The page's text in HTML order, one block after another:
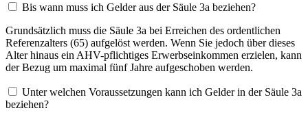
Bis wann muss ich Gelder aus der Säule 3a beziehen?
Grundsätzlich muss die Säule 3a bei Erreichen des ordentlichen
Referenzalters (65) aufgelöst werden. Wenn Sie jedoch über dieses
Alter hinaus ein AHV-pflichtiges Erwerbseinkommen erzielen, kann
der Bezug um maximal fünf Jahre aufgeschoben werden.
Unter welchen Voraussetzungen kann ich Gelder in der Säule 3a
beziehen?